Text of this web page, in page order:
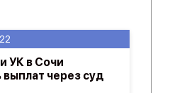
УК в Сочи
через суд